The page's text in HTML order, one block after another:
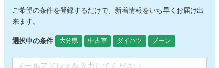
ご希望の条件を登録するだけで、新着情報をいち早くお届け出
来ます。
選択中の条件 大分県 中古車 ダイハツ ブーン